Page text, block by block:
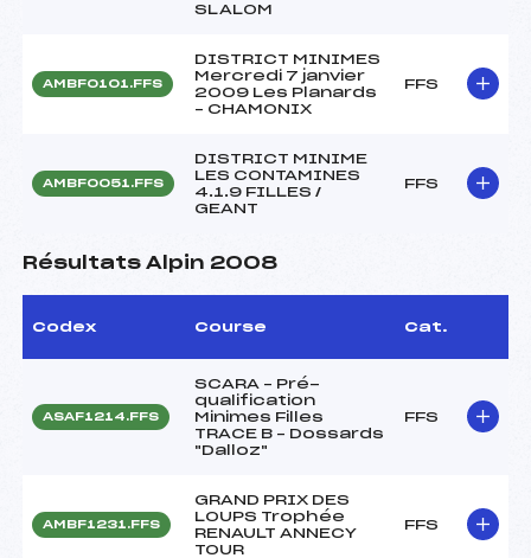
SLALOM
AMBF0101.FFS
DISTRICT MINIMES
Mercredi 7 janvier
2009 Les Planards
– CHAMONIX
FFS
AMBF0051.FFS
DISTRICT MINIME
LES CONTAMINES
4.1.9 FILLES /
GEANT
FFS
Résultats Alpin 2008
Codex Course Cat.
ASAF1214.FFS
SCARA – Pré-
qualification
Minimes Filles
TRACE B – Dossards
"Dalloz"
FFS
AMBF1231.FFS
GRAND PRIX DES
LOUPS Trophée
RENAULT ANNECY
TOUR
FFS